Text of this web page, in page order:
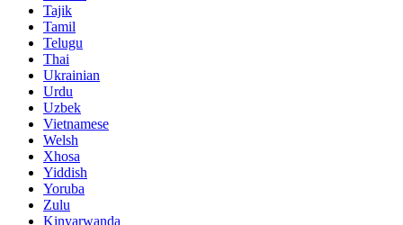
Tajik
Tamil
Telugu
Thai
Ukrainian
Urdu
Uzbek
Vietnamese
Welsh
Xhosa
Yiddish
Yoruba
Zulu
Kinyarwanda